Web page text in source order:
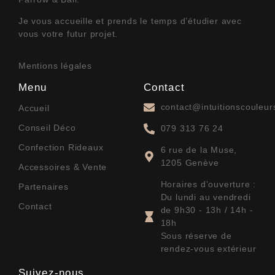
Je vous accueille et prends le temps d’étudier avec
vous votre futur projet.
Mentions légales
Menu
Accueil
Conseil Déco
Confection Rideaux
Accessoires & Vente
Partenaires
Contact
Contact
079 313 76 24
6 rue de la Muse,
1205 Genève
Horaires d’ouverture :
Du lundi au vendredi
de 9h30 - 13h / 14h -
18h
Sous réserve de
rendez-vous extérieur